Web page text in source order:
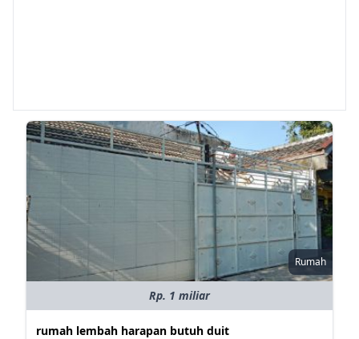
Rumah
Rp. 1 miliar
rumah lembah harapan butuh duit